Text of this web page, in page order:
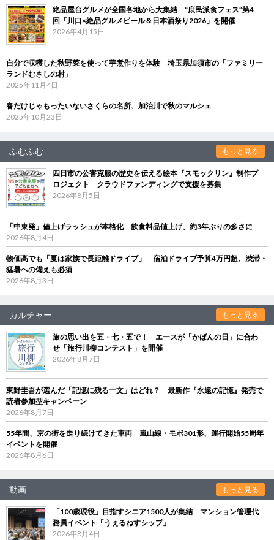
絶品屋台グルメが全国各地から大集結 “庶民派食フェス”第4
回「川口×絶品グルメビール＆日本酒祭り2026」を開催
2026年4月15日
自分で収穫した秋野菜を使って芋煮作りを体験 埼玉県加須市の「ファミリー
ランドむさしの村」
2025年11月4日
春だけじゃもったいないさくらの名所、加治川で秋のマルシェ
2025年10月23日
ふむふむ もっと見る
四日市の公害克服の歴史を伝える絵本『スモックリン』制作プ
ロジェクト クラウドファンディングで支援を募集
2026年8月5日
「中東発」値上げラッシュが本格化 飲食料品値上げ、約3年ぶりの多さに
2026年8月4日
物価高でも「夏は家族で長距離ドライブ」 宿泊ドライブ予算4万円超、渋滞・
猛暑への備えも必須
2026年8月3日
カルチャー もっと見る
旅の思い出を五・七・五で！ エースが「かばんの日」に合わ
せ「旅行川柳コンテスト」を開催
2026年8月7日
東野圭吾が選んだ「記憶に残る一文」はどれ？ 最新作『永遠の記憶』発売で
読者参加型キャンペーン
2026年8月7日
55年間、京の街を走り続けてきた車両 嵐山線・モボ301形、運行開始55周年
イベントを開催
2026年8月6日
動画 もっと見る
「100歳現役」目指すシニア1500人が集結 マンション管理代
務員イベント「うぇるねすシップ」
2026年8月4日